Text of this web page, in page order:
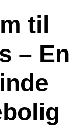
til
– En